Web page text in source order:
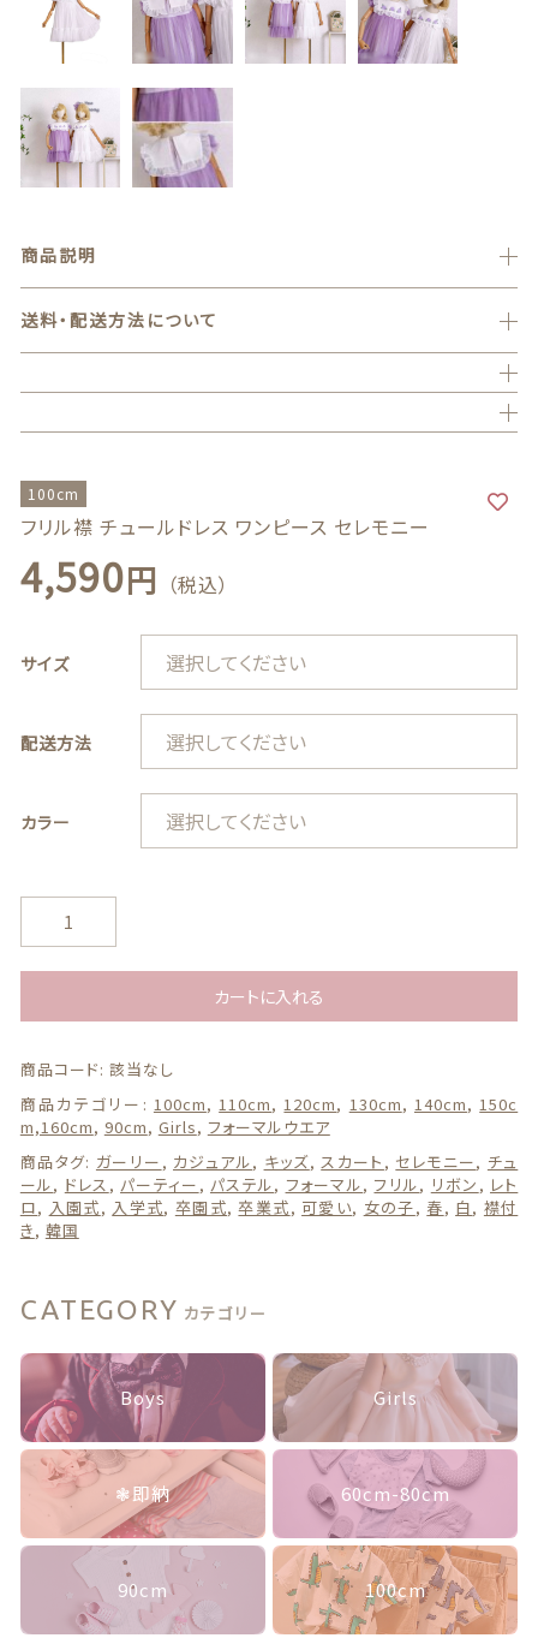
商品説明
送料・配送方法について
100cm
フリル襟 チュールドレス ワンピース セレモニー
4,590円 （税込）
サイズ
配送方法
カラー
リ
ル
チ
ー
ル
ド
ス
ワ
ン
ス
セ
レ
モ
ー
個
カートに入れる
商品コード: 該当なし
商品カテゴリー: 100cm,110cm,120cm, 130cm, 140cm,150c
m,160cm, 90cm, Girls, フォーマルウエア
商品タグ: ガーリー , カジュアル, キッズ,スカート , セレモニー, チュ
ール, ドレス ,パーティー , パステル, フォーマル, フリル, リボン , レト
ロ, 入園式, 入学式, 卒園式,卒業式, 可愛い, 女の子, 春, 白, 襟付
き, 韓国
CATEGORY カテゴリー
Boys Girls
❃即納 60cm-80cm
90cm 100cm
130cm
150cm,160cm family
BOYS フォーマルウエア
ギフトボックス
カテゴリー一覧
ランキング
セール商品
新着商品
商品一覧
最近チェックした商品
注文履歴
150cm,160cm
ギフトボックス